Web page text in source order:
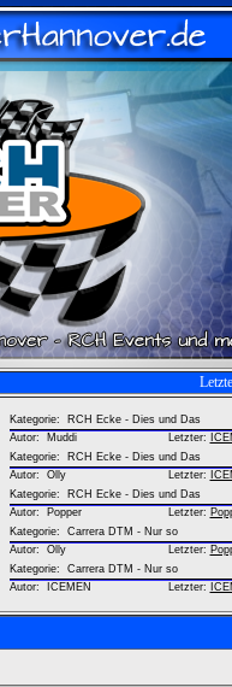
Kategorie: RCH Ecke - Dies und Das
Autor: Muddi Letzter:
Kategorie: RCH Ecke - Dies und Das
Autor: Olly Letzter:
Kategorie: RCH Ecke - Dies und Das
Autor: Popper Letzter:
Kategorie: Carrera DTM - Nur so
Autor: Olly Letzter:
Kategorie: Carrera DTM - Nur so
Autor: ICEMEN Letzter: